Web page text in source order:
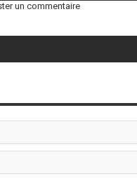
un commentaire